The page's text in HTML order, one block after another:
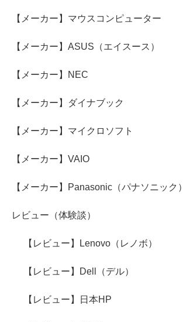
【メーカー】マウスコンピューター
【メーカー】ASUS（エイスース）
【メーカー】NEC
【メーカー】ダイナブック
【メーカー】マイクロソフト
【メーカー】VAIO
【メーカー】Panasonic（パナソニック）
レビュー（体験談）
【レビュー】Lenovo（レノボ）
【レビュー】Dell（デル）
【レビュー】日本HP